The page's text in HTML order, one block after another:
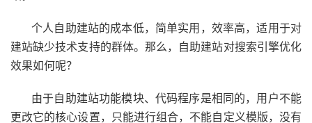
个人自助建站的成本低，简单实用，效率高，适用于对
建站缺少技术支持的群体。那么，自助建站对搜索引擎优化
效果如何呢？
由于自助建站功能模块、代码程序是相同的，用户不能
更改它的核心设置，只能进行组合，不能自定义模版，没有